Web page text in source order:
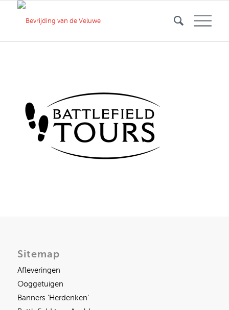
Sitemap
Afleveringen
Ooggetuigen
Banners ‘Herdenken’